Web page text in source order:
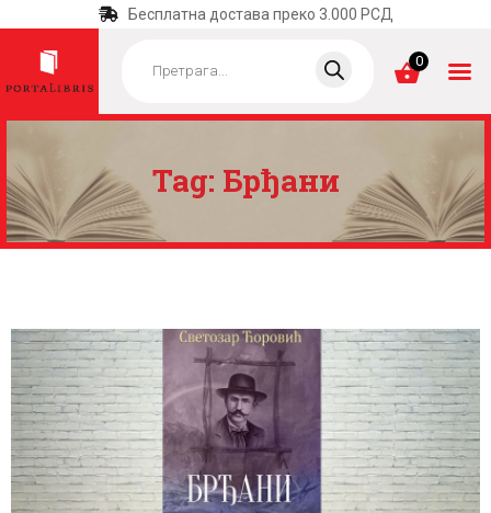
Бесплатна достава преко 3.000 РСД
search 0
Tag: Брђани
ПОЧЕТНА
КАТЕГОРИЈЕ
ОТРГНУТО ОД
ЗАБОРАВА
АУТОРИ
АКТУЕЛНОСТИ
ЦЕНОВНИК